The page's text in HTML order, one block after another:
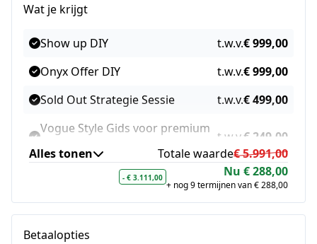
Wat je krijgt
Show up DIY t.w.v.€ 999,00
Onyx Offer DIY
t.w.v.€ 999,00
Sold Out Strategie Sessie
t.w.v.€ 499,00
Vogue Style Gids voor premium
t.w.v.€ 249,00
Authority Content (carrousel en
t.w.v.€ 999,00
De kunst van het online
verleiden met krachtige content
- € 3.111,00 Nu € 288,00
+ nog 9 termijnen van € 288,00
Alles tonen Totale waarde€ 5.991,00
Betaalopties